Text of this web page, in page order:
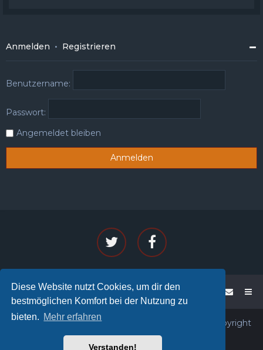
Diese Website nutzt Cookies, um dir den
bestmöglichen Komfort bei der Nutzung zu
bieten. Mehr erfahren
Verstanden!
Anmelden • Registrieren
Benutzername:
Passwort:
Angemeldet bleiben
WoW - PENTA Foren-Übersicht
Powered by phpBB™
• Copyright
© 2026PENTA®All rights reserved.